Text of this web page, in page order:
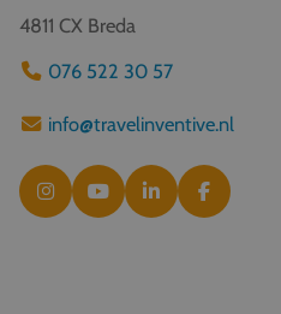
4811 CX Breda
076 522 30 57
info@travelinventive.nl